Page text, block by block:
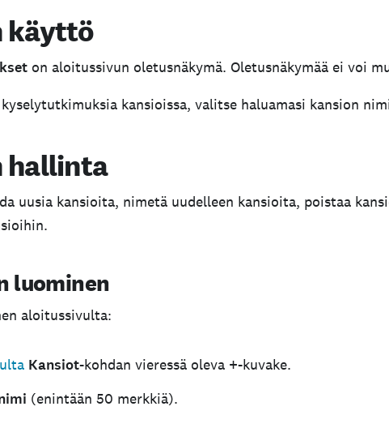
käyttö
on aloitussivun oletusnäkymä. Oletusnäkymää ei voi
kansioissa, valitse haluamasi kansion
hallinta
uusia kansioita, nimetä uudelleen kansioita, poistaa
luominen
aloitussivulta:
Kansiot-kohdan vieressä oleva +-kuvake.
(enintään 50 merkkiä).